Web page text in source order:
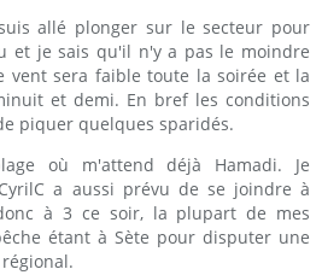
allé plonger sur le secteur pour
et je sais qu'il n'y a pas le moindre
vent sera faible toute la soirée et la
et demi. En bref les conditions
piquer quelques sparidés.
où m'attend déjà Hamadi. Je
a aussi prévu de se joindre à
à 3 ce soir, la plupart de mes
étant à Sète pour disputer une